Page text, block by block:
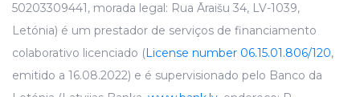
50203309441, morada legal: Rua Āraišu 34, LV-1039,
Letónia) é um prestador de serviços de financiamento
colaborativo licenciado (License number 06.15.01.806/120,
emitido a 16.08.2022) e é supervisionado pelo Banco da